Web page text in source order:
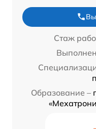
Стаж
Образование –